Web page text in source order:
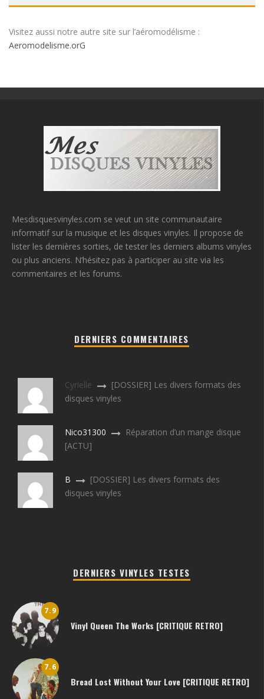
Visitez aussi notre autre site sur l’aéromodélisme :
Aeromodelisme.orG
Mesdisquesvinyles.com se veut un site communautaire
informatif sur la musique et les disques vinyles. Il propose de
lister les dernières sorties, de tester les derniers albums vinyles
ou plus anciens. N’hésitez pas à participer au site via les
commentaires et les forums.
DERNIERS COMMENTAIRES
Cyrielle
[DOSSIER] Les divers formats des
disques vinyles
Nico31300
Réparation d’un mange disque
[ACTU]
B
[DOSSIER] Les divers formats des
disques vinyles
DERNIERS VINYLES TESTES
7.9
Vinyl Queen The Works [CRITIQUE RETRO]
7.6
Bread Lost Without Your Love [CRITIQUE RETRO]